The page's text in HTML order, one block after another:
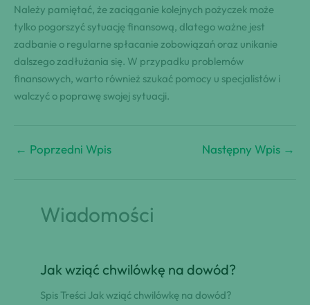
Należy pamiętać, że zaciąganie kolejnych pożyczek może
tylko pogorszyć sytuację finansową, dlatego ważne jest
zadbanie o regularne spłacanie zobowiązań oraz unikanie
dalszego zadłużania się. W przypadku problemów
finansowych, warto również szukać pomocy u specjalistów i
walczyć o poprawę swojej sytuacji.
← Poprzedni Wpis Następny Wpis →
Wiadomości
Jak wziąć chwilówkę na dowód?
Spis Treści Jak wziąć chwilówkę na dowód?